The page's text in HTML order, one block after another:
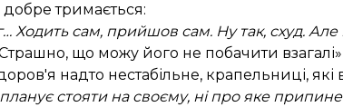
добре тримається:
Ходить сам, прийшов сам. Ну так, схуд.
що можу його не побачити
надто нестабільне, крапельниці,
стояти на своєму, ні про яке